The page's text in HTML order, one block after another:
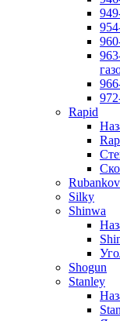
Rapid
Rubankov
Silky
Shinwa
Shogun
Stanley